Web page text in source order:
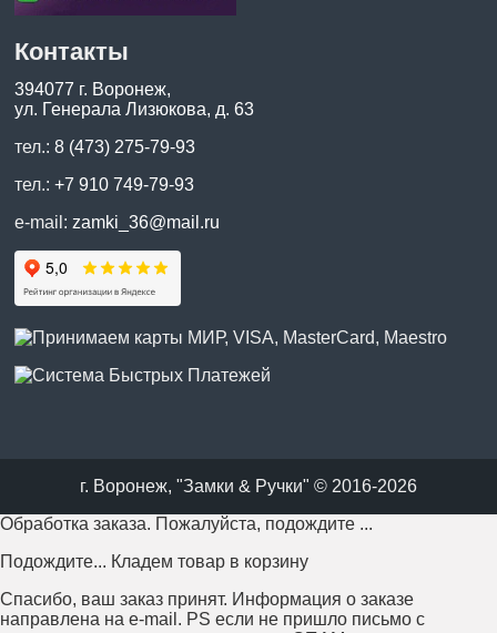
Контакты
394077 г. Воронеж,
ул. Генерала Лизюкова, д. 63
тел.:8 (473) 275-79-93
тел.:+7 910 749-79-93
e-mail: zamki_36@mail.ru
г. Воронеж, "Замки & Ручки" © 2016-2026
Обработка заказа. Пожалуйста, подождите ...
Подождите... Кладем товар в корзину
Спасибо, ваш заказ принят. Информация о заказе
направлена на e-mail. PS если не пришло письмо с